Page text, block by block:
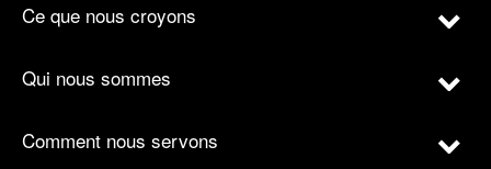
Ce que nous croyons
Qui nous sommes
Comment nous servons